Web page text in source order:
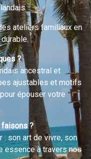
ateliers familiaux en
?
ancestral et
ajustables et motifs
épouser votre
faisons ?
: son art de vivre, son
essence à travers nos